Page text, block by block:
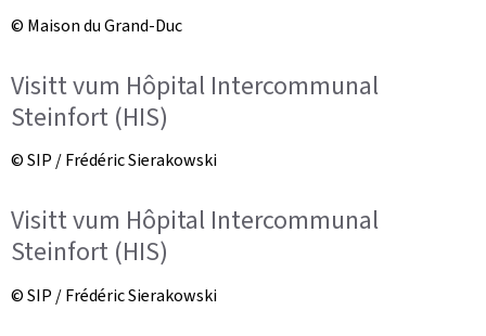
© Maison du Grand-Duc
Visitt vum Hôpital Intercommunal
Steinfort (HIS)
© SIP / Frédéric Sierakowski
Visitt vum Hôpital Intercommunal
Steinfort (HIS)
© SIP / Frédéric Sierakowski